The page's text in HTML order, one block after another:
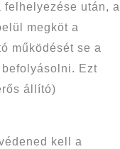
után, a
megköt a
működését se a
Ezt
állító)
kell a